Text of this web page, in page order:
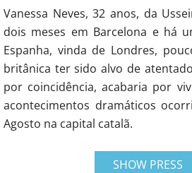
Vanessa Neves, 32 anos, da
dois meses em Barcelona e há
Espanha, vinda de Londres,
britânica ter sido alvo de
por coincidência, acabaria por
acontecimentos dramáticos
Agosto na capital catalã.
SHOW PRESS